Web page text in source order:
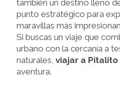
también un destino lleno
punto estratégico para
maravillas más
Si buscas un viaje que
urbano con la cercanía a
naturales, viajar a Pitalito
aventura.